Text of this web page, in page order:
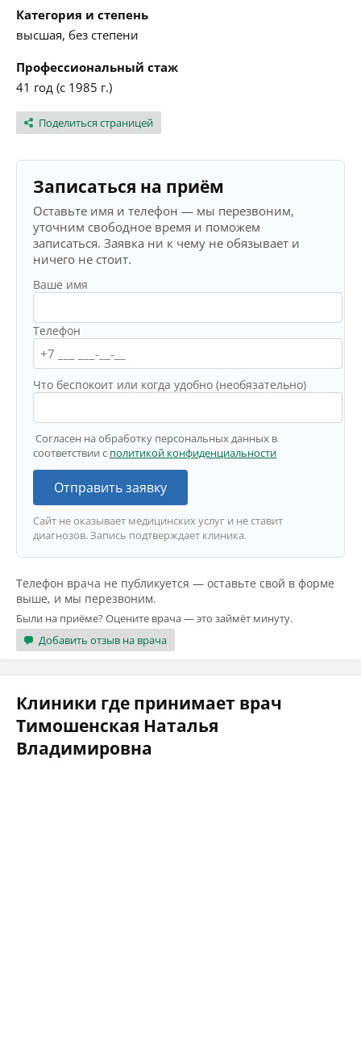
Категория и степень
высшая, без степени
Профессиональный стаж
41 год (с 1985 г.)
Поделиться страницей
Записаться на приём
Оставьте имя и телефон — мы перезвоним,
уточним свободное время и поможем
записаться. Заявка ни к чему не обязывает и
ничего не стоит.
Ваше имя
Телефон
Что беспокоит или когда удобно (необязательно)
Согласен на обработку персональных данных в
соответствии с политикой конфиденциальности
Отправить заявку
Сайт не оказывает медицинских услуг и не ставит
диагнозов. Запись подтверждает клиника.
Телефон врача не публикуется — оставьте свой в форме
выше, и мы перезвоним.
Были на приёме? Оцените врача — это займёт минуту.
Добавить отзыв на врача
Клиники где принимает врач
Тимошенская Наталья
Владимировна